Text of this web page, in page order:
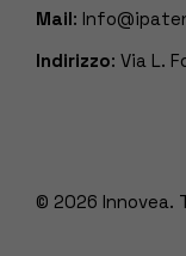
Mail:
Indirizzo: Via L.
© 2026 Innovea.